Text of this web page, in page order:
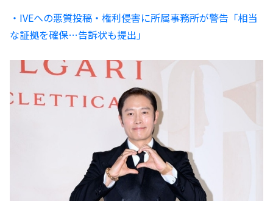
・IVEへの悪質投稿・権利侵害に所属事務所が警告「相当
な証拠を確保…告訴状も提出」